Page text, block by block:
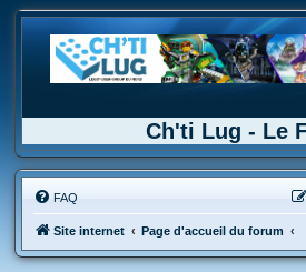
Ch'ti Lug - Le
FAQ
Site internet Page d'accueil du forum